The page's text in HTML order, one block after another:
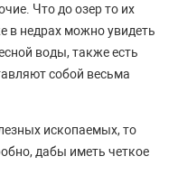
Что до озер то их
в недрах можно увидеть
воды, также есть
собой весьма
ископаемых, то
дабы иметь четкое